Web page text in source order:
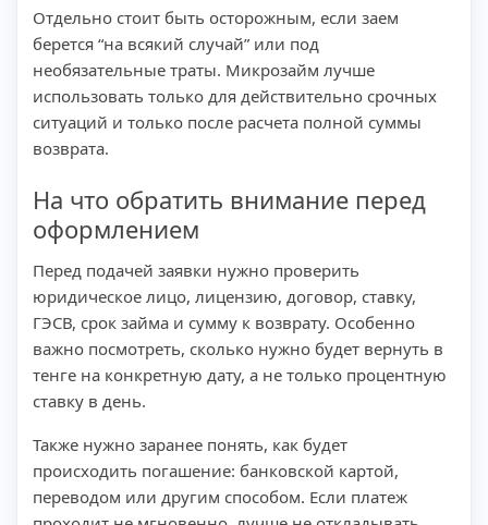
Отдельно стоит быть осторожным, если заем
берется “на всякий случай” или под
необязательные траты. Микрозайм лучше
использовать только для действительно срочных
ситуаций и только после расчета полной суммы
возврата.
На что обратить внимание перед
оформлением
Перед подачей заявки нужно проверить
юридическое лицо, лицензию, договор, ставку,
ГЭСВ, срок займа и сумму к возврату. Особенно
важно посмотреть, сколько нужно будет вернуть в
тенге на конкретную дату, а не только процентную
ставку в день.
Также нужно заранее понять, как будет
происходить погашение: банковской картой,
переводом или другим способом. Если платеж